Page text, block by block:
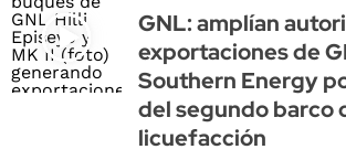
GNL: amplían
exportaciones de
Southern Energy
del segundo barco
licuefacción